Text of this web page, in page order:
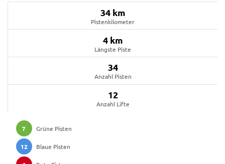
34 km
Pistenkilometer
4 km
Längste Piste
34
Anzahl Pisten
12
Anzahl Lifte
7 Grüne Pisten
12 Blaue Pisten